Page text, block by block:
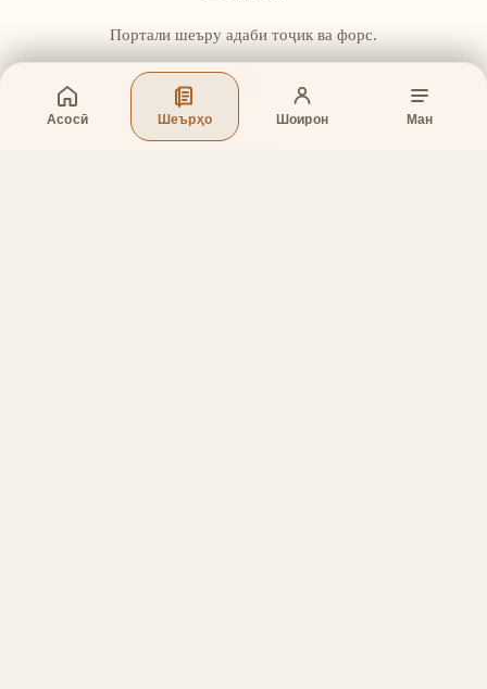
Асосӣ Шеърҳо Шоирон Ман
Портали шеъру адаби тоҷик ва форс.